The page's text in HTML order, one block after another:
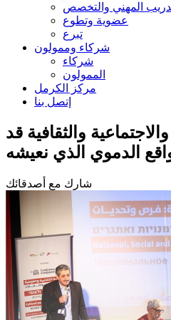
المهني والتخصص
عضوية وتطوع
تبرع
شركاء وممولون
شركاء
الممولون
مركز الكرمل
إتصل بنا
والثقافية قد
الدموي الذي نعيشه
شارك مع أصدقائك